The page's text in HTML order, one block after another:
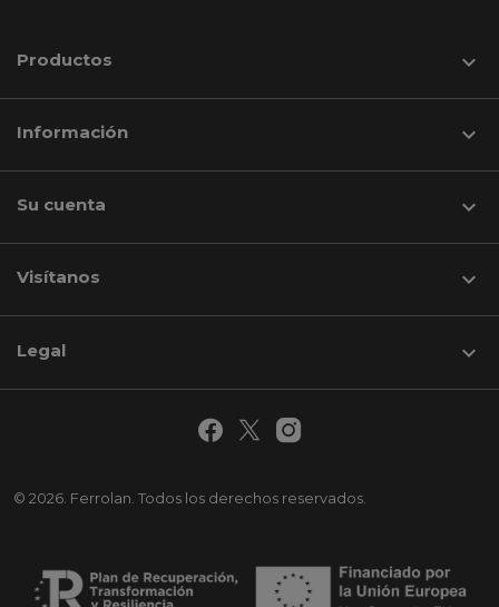
Productos 
Información 
Su cuenta 
Visítanos keyboard_arrow_down
© 2026. Ferrolan. Todos los derechos reservados.
Legal 